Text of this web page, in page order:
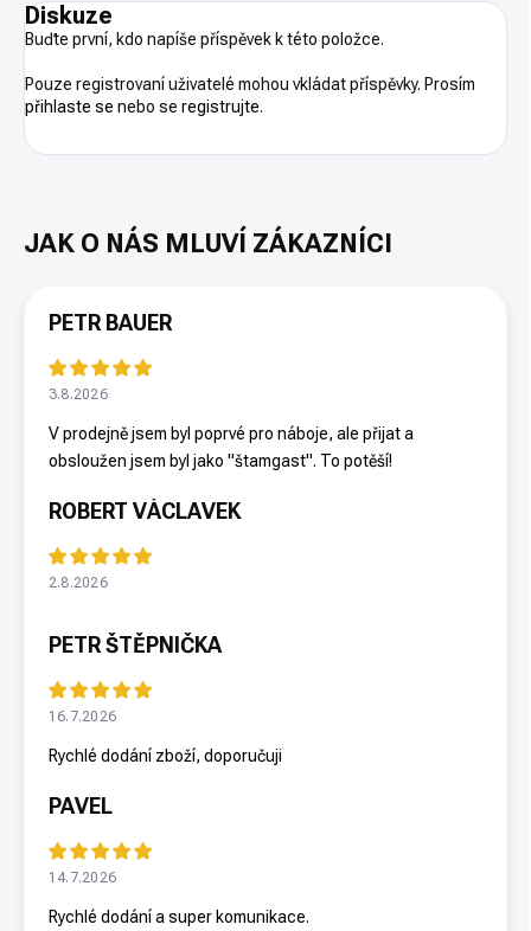
Diskuze
Buďte první, kdo napíše příspěvek k této položce.
Pouze registrovaní uživatelé mohou vkládat příspěvky. Prosím
přihlaste se nebo se registrujte.
PETR BAUER
3.8.2026
V prodejně jsem byl poprvé pro náboje, ale přijat a
obsloužen jsem byl jako "štamgast". To potěší!
ROBERT VÁCLAVEK
2.8.2026
PETR ŠTĚPNIČKA
16.7.2026
Rychlé dodání zboží, doporučuji
PAVEL
14.7.2026
Rychlé dodání a super komunikace.